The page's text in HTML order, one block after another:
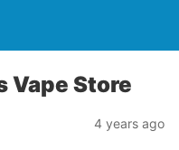
Vape Store
4 years ago